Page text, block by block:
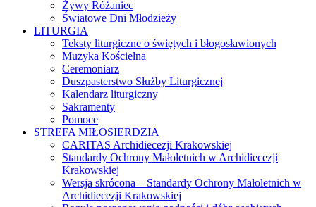
Żywy Różaniec
Światowe Dni Młodzieży
LITURGIA
Teksty liturgiczne o świętych i błogosławionych
Muzyka Kościelna
Ceremoniarz
Duszpasterstwo Służby Liturgicznej
Kalendarz liturgiczny
Sakramenty
Pomoce
STREFA MIŁOSIERDZIA
CARITAS Archidiecezji Krakowskiej
Standardy Ochrony Małoletnich w Archidiecezji
Krakowskiej
Wersja skrócona – Standardy Ochrony Małoletnich w
Archidiecezji Krakowskiej